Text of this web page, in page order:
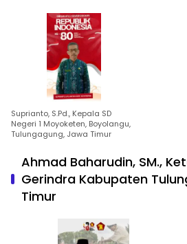
Suprianto, S.Pd., Kepala SD
Negeri 1 Moyoketen, Boyolangu,
Tulungagung, Jawa Timur
Ahmad Baharudin, SM.,
Gerindra Kabupaten
Timur